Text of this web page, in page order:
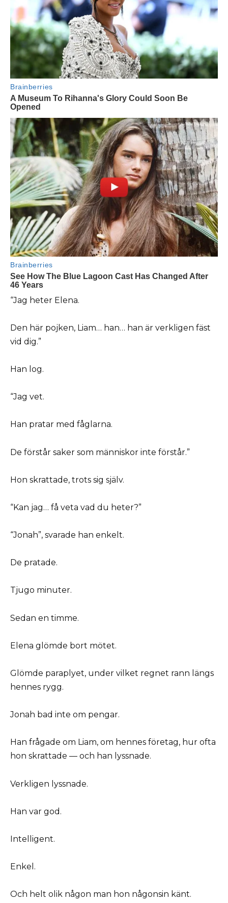
“Jag heter Elena.
Den här pojken, Liam… han… han är verkligen fäst
vid dig.”
Han log.
“Jag vet.
Han pratar med fåglarna.
De förstår saker som människor inte förstår.”
Hon skrattade, trots sig själv.
“Kan jag… få veta vad du heter?”
“Jonah”, svarade han enkelt.
De pratade.
Tjugo minuter.
Sedan en timme.
Elena glömde bort mötet.
Glömde paraplyet, under vilket regnet rann längs
hennes rygg.
Jonah bad inte om pengar.
Han frågade om Liam, om hennes företag, hur ofta
hon skrattade — och han lyssnade.
Verkligen lyssnade.
Han var god.
Intelligent.
Enkel.
Och helt olik någon man hon någonsin känt.